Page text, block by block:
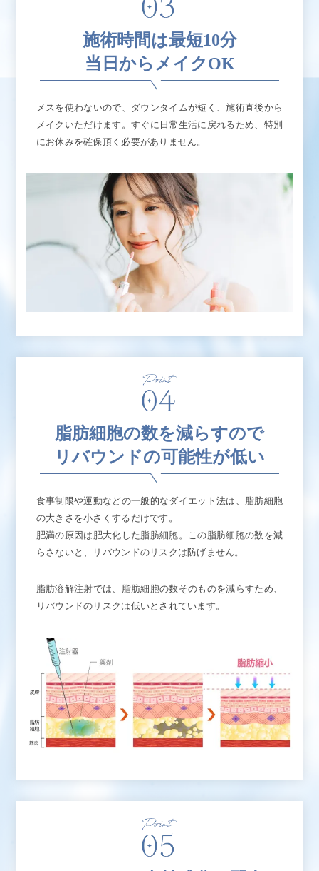
施術時間は最短10分
当日からメイクOK
メスを使わないので、ダウンタイムが短く、施術直後から
メイクいただけます。すぐに日常生活に戻れるため、特別
にお休みを確保頂く必要がありません。
脂肪細胞の数を減らすので
リバウンドの可能性が低い
食事制限や運動などの一般的なダイエット法は、脂肪細胞
の大きさを小さくするだけです。
肥満の原因は肥大化した脂肪細胞。この脂肪細胞の数を減
らさないと、リバウンドのリスクは防げません。
脂肪溶解注射では、脂肪細胞の数そのものを減らすため、
リバウンドのリスクは低いとされています。